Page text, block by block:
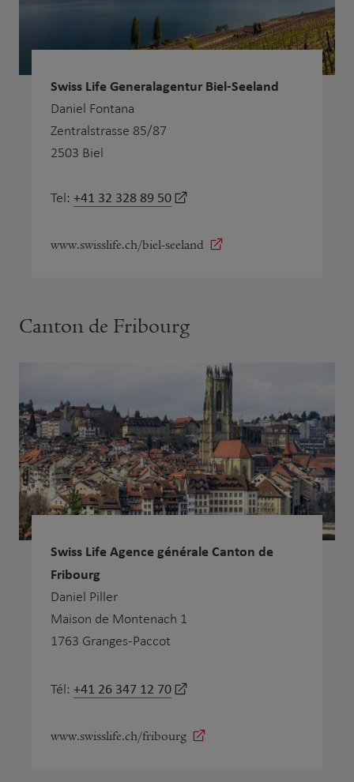
Swiss Life Generalagentur Biel-Seeland
Daniel Fontana
Zentralstrasse 85/87
2503 Biel
Tel: +41 32 328 89 50
www.swisslife.ch/biel-seeland
Canton de Fribourg
Swiss Life Agence générale Canton de
Fribourg
Daniel Piller
Maison de Montenach 1
1763 Granges-Paccot
Tél: +41 26 347 12 70
www.swisslife.ch/fribourg